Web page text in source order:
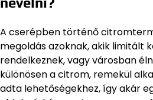
A cserépben történő
megoldás azoknak, akik limitált
rendelkeznek, vagy városban
különösen a citrom, remekül
adta lehetőségekhez, így akár